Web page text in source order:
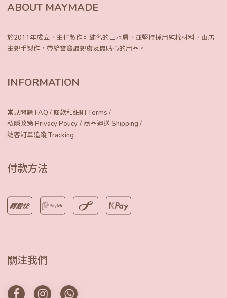
ABOUT MAYMADE
於2011年成立，主打製作可繡名的口水肩， 並堅持採用純棉材料，由店
主親手製作， 帶給寶寶最親膚及最貼心的用品。
INFORMATION
常見問題 FAQ /條款和細則 Terms /
私隱政策 Privacy Policy / 商品運送 Shipping /
訪客訂單追蹤 Tracking
付款方法
關注我們